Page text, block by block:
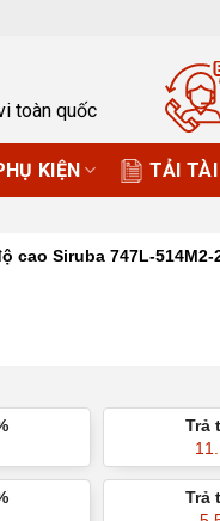
toàn quốc
KIỆN TẢI TÀI
cao Siruba 747L-514M2-
Trả
Trả